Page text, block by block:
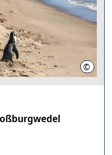
© TOBIS